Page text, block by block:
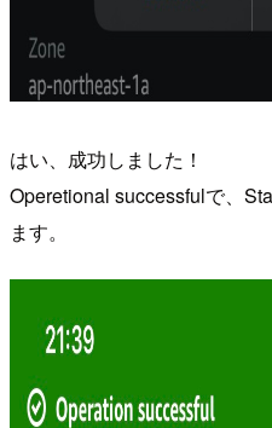
はい、成功しました！
Operetional successfulで、
ます。